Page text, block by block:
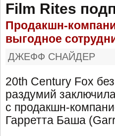
Film Rites
Продакшн-
выгодное
ДЖЕФФ СНАЙДЕР
20th Century Fox
раздумий
с продакшн-
Гарретта Баша